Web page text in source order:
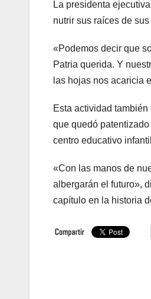
La presidenta
nutrir sus raíces de
«Podemos decir que
Patria querida. Y
las hojas nos acaricia
Esta actividad
que quedó
centro educativo
«Con las manos de
albergarán el futuro»,
capítulo en la historia